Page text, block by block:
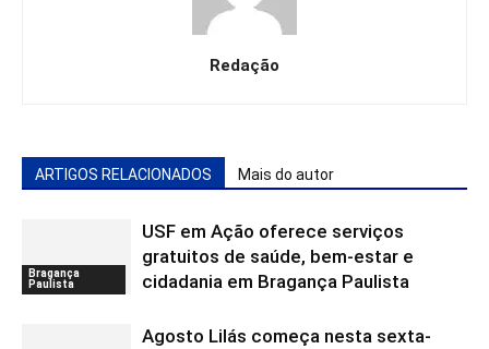
Redação
ARTIGOS RELACIONADOS Mais do autor
Bragança
Paulista
USF em Ação oferece serviços
gratuitos de saúde, bem-estar e
cidadania em Bragança Paulista
Agosto Lilás começa nesta sexta-